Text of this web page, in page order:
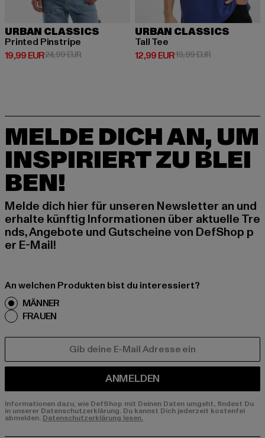
URBAN CLASSICS
Printed Pinstripe
19,99 EUR
Derzeitiger Preis: 19,99 EUR
24,99 EURAktionspreis: 24,99 EUR
URBAN CLASSICS
Tall Tee
12,99 EUR
Derzeitiger Preis: 12,99 EUR
19,99 EURAktionspreis:
MELDE DICH AN, UM
INSPIRIERT ZU BLEI
BEN!
Melde dich hier für unseren Newsletter an und
erhalte künftig Informationen über aktuelle Tre
nds, Angebote und Gutscheine von DefShop p
er E-Mail!
An welchen Produkten bist du interessiert?
MÄNNER
FRAUEN
ANMELDEN
Informationen dazu, wie DefShop mit Deinen Daten umgeht, findest Du
in unserer Datenschutzerklärung. Du kannst Dich jederzeit kostenfei
abmelden. Datenschutzerklärung lesen.